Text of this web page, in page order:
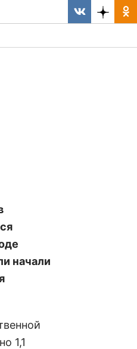
начали
1,1